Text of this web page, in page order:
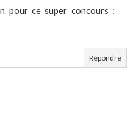
pour ce super concours :
Répondre